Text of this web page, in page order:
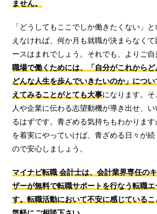
ません。
「どうしてもここでしか働きたくない」
えなければ、何か月も就職が決まらなく
ースはまれでしょう。それでも、よりご自
職場で働くためには、「自分がこれからど
どんな人生を歩んでいきたいのか」につ
えてみることがとても大事になります。
人や企業に伝わる志望動機が導き出せ、
るはずです。青ざめる気持ちもわかります
を着実にやっていけば、青ざめる日々が
ので安心しましょう。
マイナビ転職 会計士は、会計業界専任の
ザーが無料で転職サポートを行なう転職
す。転職活動において不安に感じている